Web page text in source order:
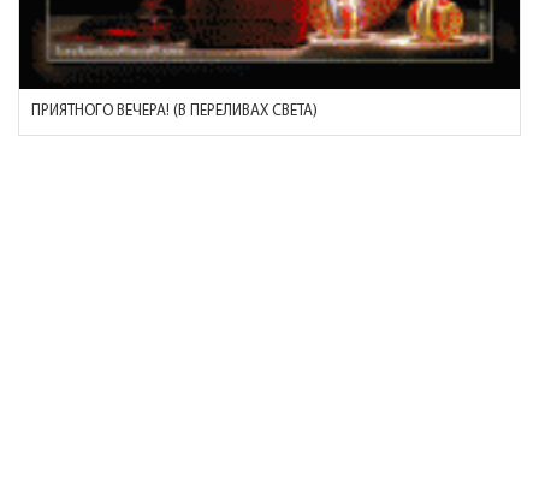
ПРИЯТНОГО ВЕЧЕРА! (В ПЕРЕЛИВАХ СВЕТА)